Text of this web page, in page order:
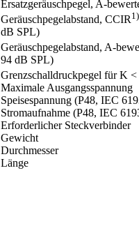
Ersatzgeräuschpegel, A-
Geräuschpegelabstand, CCIR 1)
dB SPL)
Geräuschpegelabstand, A-
94 dB SPL)
Grenzschalldruckpegel für K
Maximale Ausgangsspannung
Speisespannung (P48, IEC
Stromaufnahme (P48, IEC
Erforderlicher Steckverbinder
Gewicht
Durchmesser
Länge